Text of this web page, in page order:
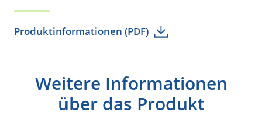
Produktinformationen (PDF)
Weitere Informationen
über das Produkt